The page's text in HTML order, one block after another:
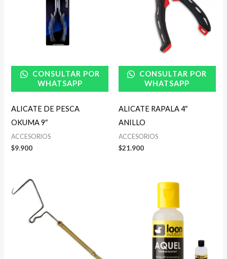
CONSULTAR POR
WHATSAPP
ALICATE DE PESCA
OKUMA 9″
ACCESORIOS
$9.900
CONSULTAR POR
WHATSAPP
ALICATE RAPALA 4″
ANILLO
ACCESORIOS
$21.900